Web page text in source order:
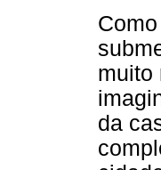
muito
da